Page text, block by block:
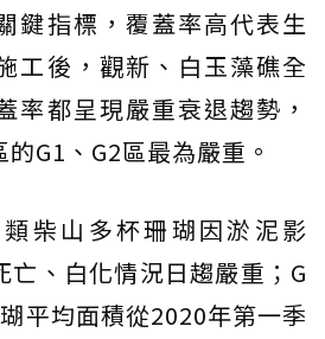
鍵指標，覆蓋率高代表生
工後，觀新、白玉藻礁全
率都呈現嚴重衰退趨勢，
G1、G2區最為嚴重。
柴山多杯珊瑚因淤泥影
亡、白化情況日趨嚴重；G
平均面積從2020年第一季